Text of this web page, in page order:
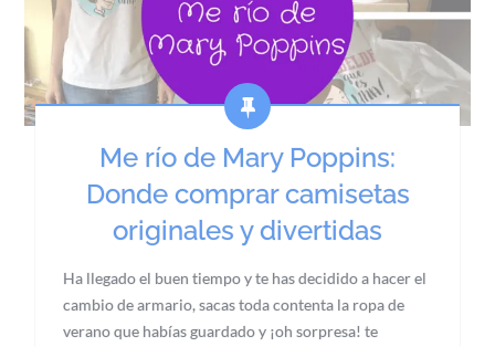
Me río de Mary Poppins:
Donde comprar camisetas
originales y divertidas
Ha llegado el buen tiempo y te has decidido a hacer el
cambio de armario, sacas toda contenta la ropa de
verano que habías guardado y ¡oh sorpresa! te